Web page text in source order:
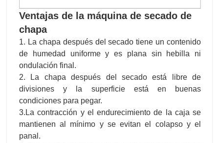
Ventajas de la máquina de secado de
chapa
1. La chapa después del secado tiene un contenido
de humedad uniforme y es plana sin hebilla ni
ondulación final.
2. La chapa después del secado está libre de
divisiones y la superficie está en buenas
condiciones para pegar.
3.La contracción y el endurecimiento de la caja se
mantienen al mínimo y se evitan el colapso y el
panal.